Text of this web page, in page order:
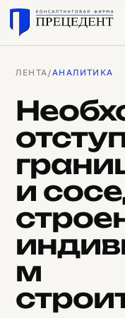
ЛЕНТА/АНАЛИТИКА
и
м